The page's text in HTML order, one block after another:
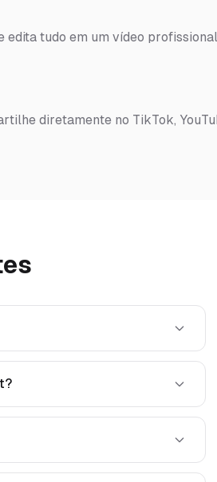
edita tudo em um vídeo
diretamente no TikTok,